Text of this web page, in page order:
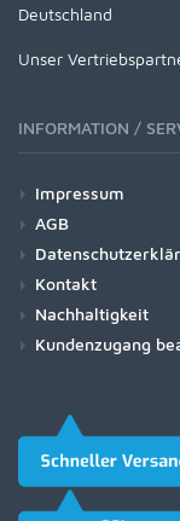
Deutschland
Unser
INFORMATION /
Impressum
AGB
Kontakt
Nachhaltigkeit
Kundenzugang